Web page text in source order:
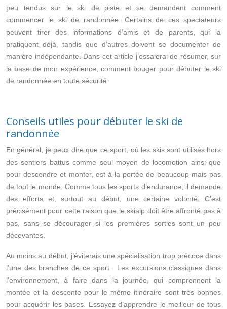
peu tendus sur le ski de piste et se demandent comment
commencer le ski de randonnée. Certains de ces spectateurs
peuvent tirer des informations d’amis et de parents, qui la
pratiquent déjà, tandis que d’autres doivent se documenter de
manière indépendante. Dans cet article j’essaierai de résumer, sur
la base de mon expérience, comment bouger pour débuter le ski
de randonnée en toute sécurité.
Conseils utiles pour débuter le ski de
randonnée
En général, je peux dire que ce sport, où les skis sont utilisés hors
des sentiers battus comme seul moyen de locomotion ainsi que
pour descendre et monter, est à la portée de beaucoup mais pas
de tout le monde. Comme tous les sports d’endurance, il demande
des efforts et, surtout au début, une certaine volonté. C’est
précisément pour cette raison que le skialp doit être affronté pas à
pas, sans se décourager si les premières sorties sont un peu
décevantes.
Au moins au début, j’éviterais une spécialisation trop précoce dans
l’une des branches de ce sport. Les excursions classiques dans
l’environnement, à faire dans la journée, qui comprennent la
montée et la descente pour le même itinéraire sont très bonnes
pour acquérir les bases. Essayez d’apprendre le meilleur de tous